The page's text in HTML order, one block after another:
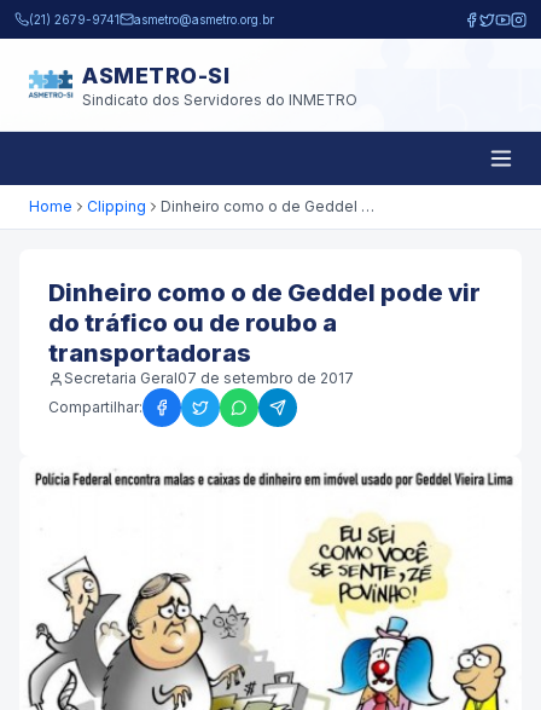
Pular para o conteúdo principal
(21) 2679-9741 asmetro@asmetro.org.br
ASMETRO-SI
Sindicato dos Servidores do INMETRO
Home Clipping Dinheiro como o de Geddel pode vir do tráfico ou de roubo a transportadoras
Dinheiro como o de Geddel pode vir
do tráfico ou de roubo a
transportadoras
Secretaria Geral07 de setembro de 2017
Compartilhar: